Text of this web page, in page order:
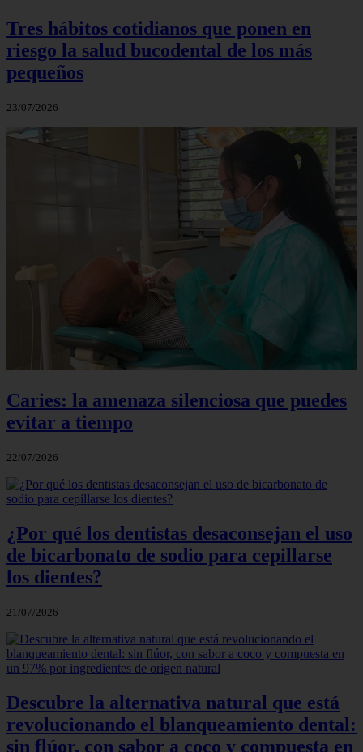
Tres hábitos cotidianos que ponen en
riesgo la salud bucodental de los más
pequeños
23/07/2026
Caries: la amenaza silenciosa que puedes
evitar a tiempo
22/07/2026
¿Por qué los dentistas desaconsejan el uso
de bicarbonato de sodio para cepillarse
los dientes?
21/07/2026
Descubre la alternativa natural que está
revolucionando el blanqueamiento dental:
sin flúor, con sabor a coco y compuesta en